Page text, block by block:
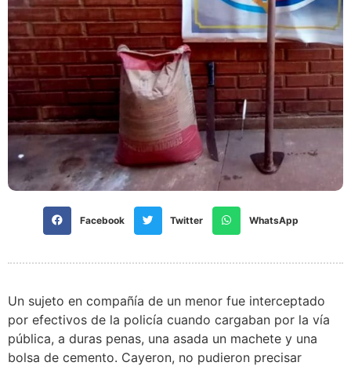
Facebook Twitter WhatsApp
Un sujeto en compañía de un menor fue interceptado
por efectivos de la policía cuando cargaban por la vía
pública, a duras penas, una asada un machete y una
bolsa de cemento. Cayeron, no pudieron precisar